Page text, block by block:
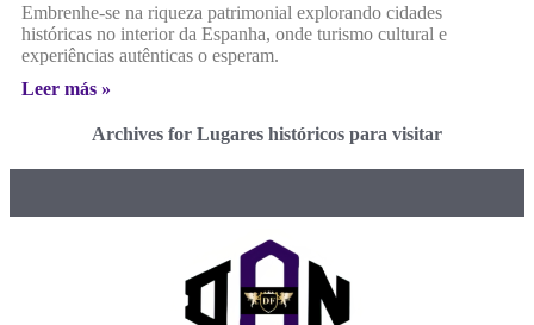
Embrenhe-se na riqueza patrimonial explorando cidades
históricas no interior da Espanha, onde turismo cultural e
experiências autênticas o esperam.
Leer más »
Archives for Lugares históricos para visitar